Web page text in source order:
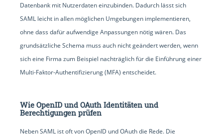
Datenbank mit Nutzerdaten einzubinden. Dadurch lässt sich
SAML leicht in allen möglichen Umgebungen implementieren,
ohne dass dafür aufwendige Anpassungen nötig wären. Das
grundsätzliche Schema muss auch nicht geändert werden, wenn
sich eine Firma zum Beispiel nachträglich für die Einführung einer
Multi-Faktor-Authentifizierung (MFA) entscheidet.
Wie OpenID und OAuth Identitäten und
Berechtigungen prüfen
Neben SAML ist oft von OpenID und OAuth die Rede. Die